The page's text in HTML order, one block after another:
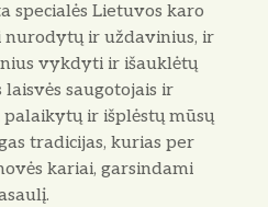
specialės Lietuvos karo
nurodytų ir uždavinius, ir
vykdyti ir išauklėtų
saugotojais ir
ir išplėstų mūsų
tradicijas, kurias per
kariai, garsindami